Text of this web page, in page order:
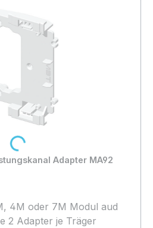
Brüstungskanal Adapter MA92
4M oder 7M Modul aud
2 Adapter je Träger